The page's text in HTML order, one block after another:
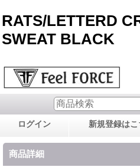
RATS/LETTERD
SWEAT BLACK
ログイン 新規登録はこ
商品詳細